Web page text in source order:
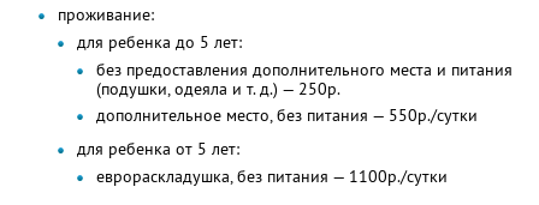
проживание:
для ребенка до 5 лет:
без предоставления дополнительного места и питания
(подушки, одеяла и т. д.) — 250р.
дополнительное место, без питания — 550р./сутки
для ребенка от 5 лет:
еврораскладушка, без питания — 1100р./сутки